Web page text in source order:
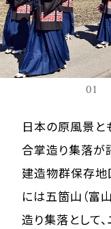
01
日本の原風景と
合掌造り集落が
建造物群保存地
には五箇山（富
造り集落として